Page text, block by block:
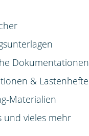
Dokumentationen
& Lastenhefte
Materialien
und vieles mehr